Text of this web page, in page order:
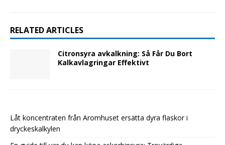
RELATED ARTICLES
Citronsyra avkalkning: Så Får Du Bort
Kalkavlagringar Effektivt
Låt koncentraten från Aromhuset ersätta dyra flaskor i
dryckeskalkylen